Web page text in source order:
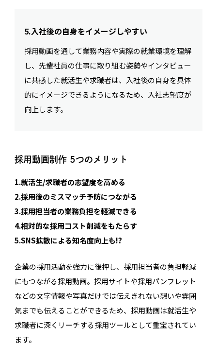
5.入社後の自身をイメージしやすい
採用動画を通して業務内容や実際の就業環境を理解
し、先輩社員の仕事に取り組む姿勢やインタビュー
に共感した就活生や求職者は、入社後の自身を具体
的にイメージできるようになるため、入社志望度が
向上します。
採用動画制作 5つのメリット
1.就活生/求職者の志望度を高める
2.採用後のミスマッチ予防につながる
3.採用担当者の業務負担を軽減できる
4.相対的な採用コスト削減をもたらす
5.SNS拡散による知名度向上も!?
企業の採用活動を強力に後押し、採用担当者の負担軽減
にもつながる採用動画。採用サイトや採用パンフレット
などの文字情報や写真だけでは伝えきれない想いや雰囲
気までも伝えることができるため、採用動画は就活生や
求職者に深くリーチする採用ツールとして重宝されてい
ます。